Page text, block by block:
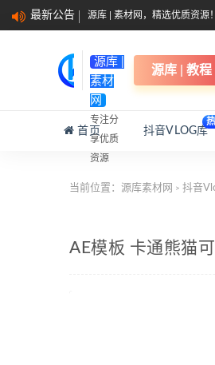
最新公告 源库 | 素材网，精选优质资源
源库 |
素材
网
专注分
享优质
资源
源库 | 教程
首页 抖音VLOG库
当前位置： 源库素材网 > 抖音
AE模板 卡通熊猫